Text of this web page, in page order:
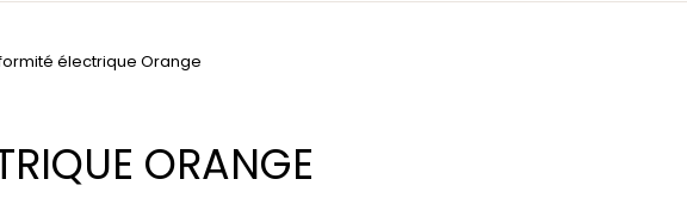
électrique Orange
ORANGE